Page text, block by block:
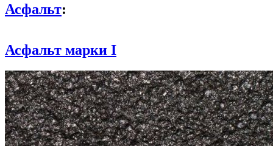
Асфальт:
Асфальт марки I